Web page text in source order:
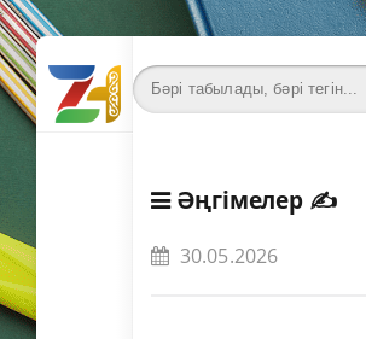
Әңгімелер✍️
30.05.2026